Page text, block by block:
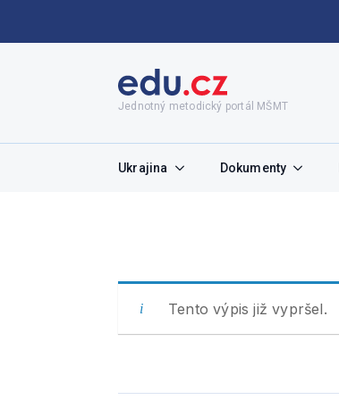
Jednotný metodický portál MŠMT
Ukrajina Dokumenty
Tento výpis již vypršel.